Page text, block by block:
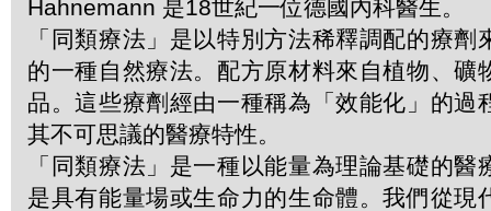
Hahnemann 是18世紀一位德國內科醫生。
「同類療法」是以特別方法稀釋調配的療劑
的一種自然療法。配方原材料來自植物、礦
品。這些療劑經由一種稱為「效能化」的過
其不可思議的醫療特性。
「同類療法」是一種以能量為理論基礎的醫
是具有能量場或生命力的生命體。我們從現